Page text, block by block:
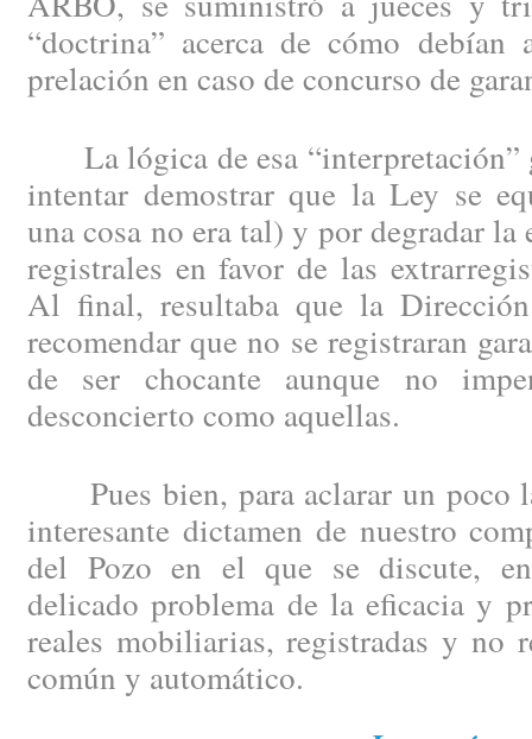
“doctrina” acerca de cómo debían
prelación en caso de concurso de
La lógica de esa “interpretación”
intentar demostrar que la Ley se
una cosa no era tal) y por degradar la
registrales en favor de las
Al final, resultaba que la
recomendar que no se registraran
de ser chocante aunque no
desconcierto como aquellas.
Pues bien, para aclarar un poco
interesante dictamen de nuestro
del Pozo en el que se discute,
delicado problema de la eficacia y
reales mobiliarias, registradas y no
común y automático.